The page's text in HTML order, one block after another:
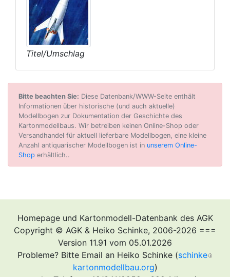
Titel/Umschlag
Bitte beachten Sie: Diese Datenbank/WWW-Seite enthält
Informationen über historische (und auch aktuelle)
Modellbogen zur Dokumentation der Geschichte des
Kartonmodellbaus. Wir betreiben keinen Online-Shop oder
Versandhandel für aktuell lieferbare Modellbogen, eine kleine
Anzahl antiquarischer Modellbogen ist in unserem Online-
Shop erhältlich..
Homepage und Kartonmodell-Datenbank des AGK
Copyright © AGK & Heiko Schinke, 2006-2026 ===
Version 11.91 vom 05.01.2026
Probleme? Bitte Email an Heiko Schinke (schinke
kartonmodellbau.org)